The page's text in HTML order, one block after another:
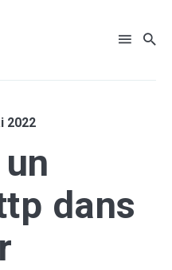
2022
dans